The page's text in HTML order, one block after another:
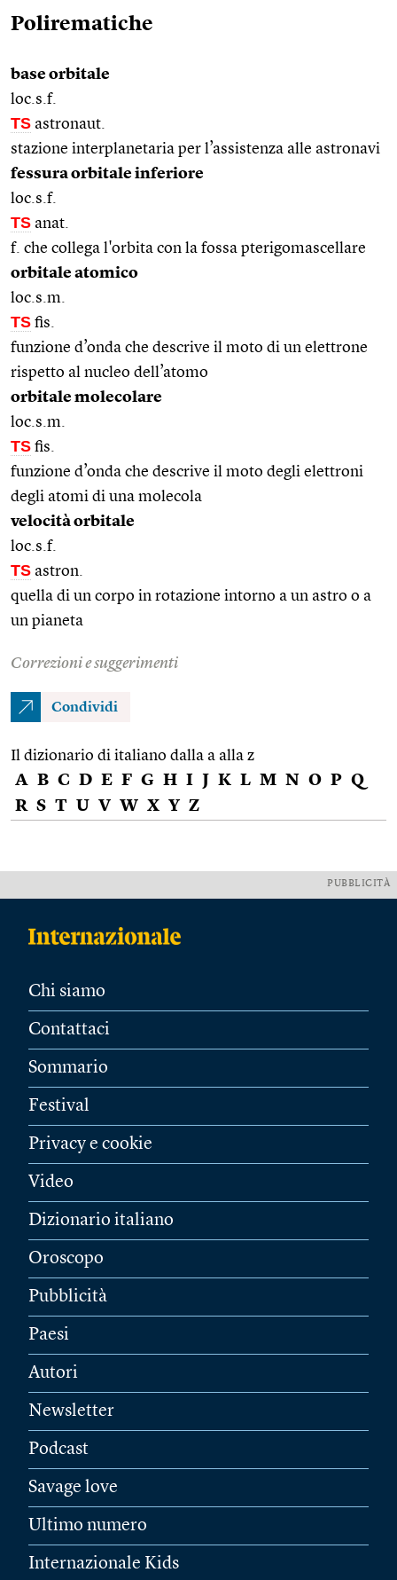
Polirematiche
base orbitale
loc.s.f.
TS astronaut.
stazione interplanetaria per l’assistenza alle astronavi
fessura orbitale inferiore
loc.s.f.
TS anat.
f. che collega l'orbita con la fossa pterigomascellare
orbitale atomico
loc.s.m.
TS fis.
funzione d’onda che descrive il moto di un elettrone
rispetto al nucleo dell’atomo
orbitale molecolare
loc.s.m.
TS fis.
funzione d’onda che descrive il moto degli elettroni
degli atomi di una molecola
velocità orbitale
loc.s.f.
TS astron.
quella di un corpo in rotazione intorno a un astro o a
un pianeta
Correzioni e suggerimenti
Condividi
Il dizionario di italiano dalla a alla z
A B C D E F G H I J K L M N O P Q
R S T U V W X Y Z
PUBBLICITÀ
Chi siamo
Contattaci
Sommario
Festival
Privacy e cookie
Video
Dizionario italiano
Oroscopo
Pubblicità
Paesi
Autori
Newsletter
Podcast
Savage love
Ultimo numero
Internazionale Kids